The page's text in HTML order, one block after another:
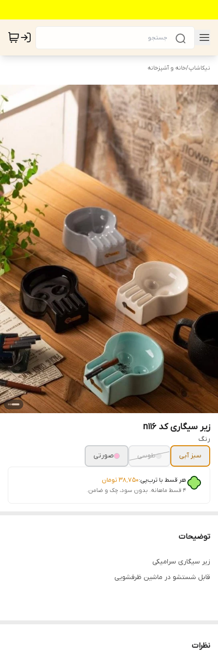
نیکاشاپ/خانه و آشپزخانه
زیر سیگاری کد n116
رنگ
سبز آبی
طوسی صورتی
هر قسط با ترب‌پی:۳۸٬۷۵۰ تومان
۴ قسط ماهانه. بدون سود، چک و ضامن.
توضیحات
زیر سیگاری سرامیکی
قابل شستشو در ماشین ظرفشویی
نظرات